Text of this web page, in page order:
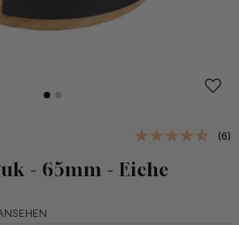
(6)
- 65mm - Eiche